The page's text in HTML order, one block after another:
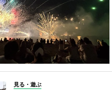
見る・遊ぶ